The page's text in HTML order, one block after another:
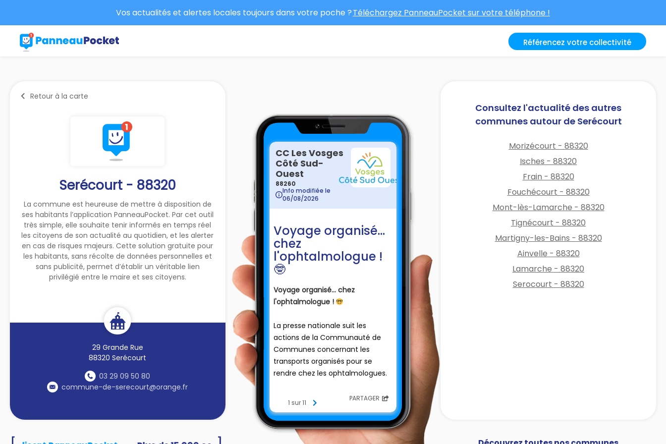
Vos actualités et alertes locales toujours dans votre poche ?Téléchargez PanneauPocket sur votre téléphone !
Référencez votre collectivité
Retour à la carte
Serécourt - 88320
La commune est heureuse de mettre à disposition de
ses habitants l’application PanneauPocket. Par cet outil
très simple, elle souhaite tenir informés en temps réel
les citoyens de son actualité au quotidien, et les alerter
en cas de risques majeurs. Cette solution gratuite pour
les habitants, sans récolte de données personnelles et
sans publicité, permet d’établir un véritable lien
privilégié entre le maire et ses citoyens.
29 Grande Rue
88320 Serécourt
03 29 09 50 80
commune-de-serecourt@orange.fr
CC Les Vosges
Côté Sud-
Ouest
88260
Info modifiée le
06/08/2026
Voyage organisé...
chez
l'ophtalmologue !
🤓
Voyage organisé... chez
l'ophtalmologue ! 🤓
La presse nationale suit les
actions de la Communauté de
Communes concernant les
transports organisés pour se
rendre chez les ophtalmologues.
De la prise de rendez-vous au
déplacement, la Communauté
de Communes pilote et finance
la logistique pour consulter un
1 sur 11 PARTAGER
Consultez l'actualité des autres
communes autour de Serécourt
Morizécourt - 88320
Isches - 88320
Frain - 88320
Fouchécourt - 88320
Mont-lès-Lamarche - 88320
Tignécourt - 88320
Martigny-les-Bains - 88320
Ainvelle - 88320
Lamarche - 88320
Serocourt - 88320